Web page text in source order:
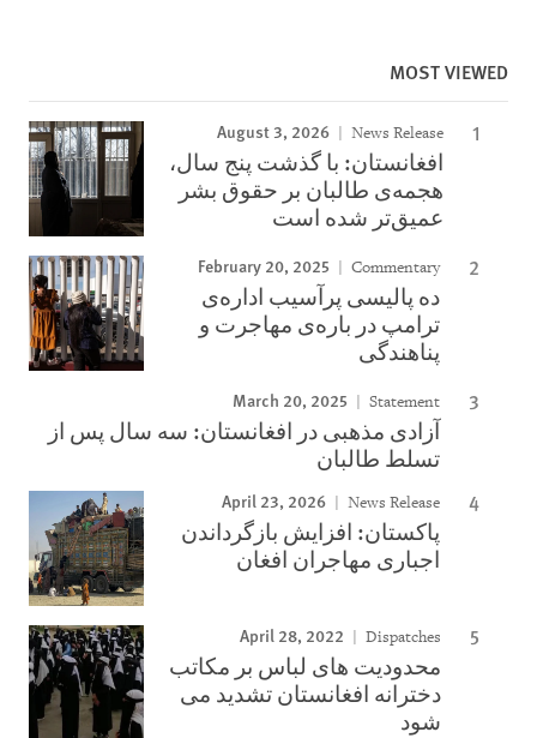
MOST VIEWED
August 3, 2026 News Release
افغانستان: با گذشت پنج سال،
هجمه‌ی طالبان بر حقوق بشر
عمیق‌تر شده است
February 20, 2025 Commentary
ده پالیسی پرآسیب اداره‌ی
ترامپ در باره‌ی مهاجرت و
پناهندگی
March 20, 2025 Statement
آزادی مذهبی در افغانستان: سه سال پس از
تسلط طالبان
April 23, 2026 News Release
پاکستان: افزایش بازگرداندن
اجباری مهاجران افغان
April 28, 2022 Dispatches
محدودیت های لباس بر مکاتب
دخترانه افغانستان تشدید می
شود